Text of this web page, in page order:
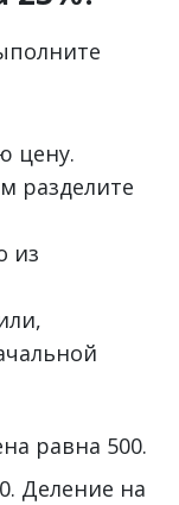
цену.
разделите
из
равна 500.
Деление на